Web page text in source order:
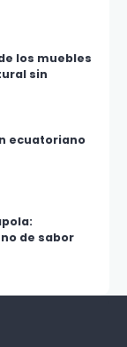
los muebles
sin
ecuatoriano
de sabor